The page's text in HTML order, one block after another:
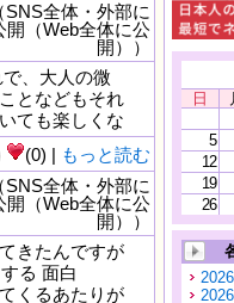
SNS全体・外部に
開（Web全体に公
開））
、大人の微
となどもそれ
ても楽しくな
(0) | もっと読む
SNS全体・外部に
開（Web全体に公
開））
きたんですが
る 面白
くるあたりが
日
5
12
19
26